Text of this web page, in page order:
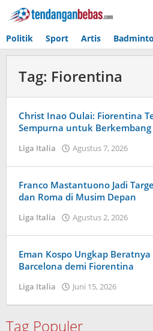
Lewati
ke
Politik Sport Artis
Tag: Fiorentina
Christ Inao Oulai: Fiorentina
Sempurna untuk Berkembang
Liga Italia Agustus 7, 2026
Franco Mastantuono Jadi
dan Roma di Musim Depan
Liga Italia Agustus 2, 2026
Eman Kospo Ungkap
Barcelona demi Fiorentina
Liga Italia Juni 15, 2026
Tag Populer